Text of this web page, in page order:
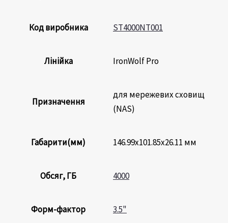
Код виробника ST4000NT001
Лінійка IronWolf Pro
Призначення
для мережевих сховищ
(NAS)
Габарити(мм) 146.99х101.85х26.11 мм
Обсяг, ГБ 4000
Форм-фактор 3.5"